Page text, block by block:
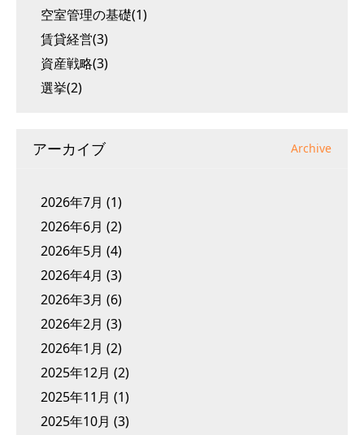
空室管理の基礎(1)
賃貸経営(3)
資産戦略(3)
選挙(2)
アーカイブ Archive
2026年7月 (1)
2026年6月 (2)
2026年5月 (4)
2026年4月 (3)
2026年3月 (6)
2026年2月 (3)
2026年1月 (2)
2025年12月 (2)
2025年11月 (1)
2025年10月 (3)